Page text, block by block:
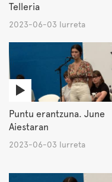
Telleria
2023-06-03 Iurreta
Puntu erantzuna. June
Aiestaran
2023-06-03 Iurreta